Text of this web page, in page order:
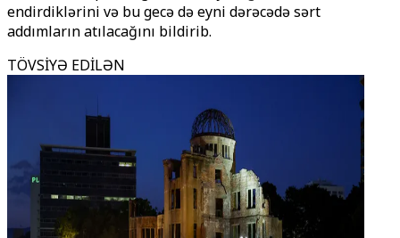
endirdiklərini və bu gecə də eyni dərəcədə sərt
addımların atılacağını bildirib.
TÖVSİYƏ EDİLƏN